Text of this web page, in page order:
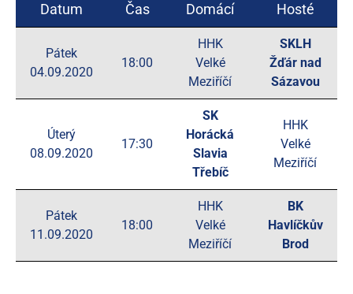
Datum Čas Domácí Hosté
Pátek
04.09.2020
18:00
HHK
Velké
Meziříčí
SKLH
Žďár nad
Sázavou
Úterý
08.09.2020
17:30
SK
Horácká
Slavia
Třebíč
HHK
Velké
Meziříčí
Pátek
11.09.2020
18:00
HHK
Velké
Meziříčí
BK
Havlíčkův
Brod